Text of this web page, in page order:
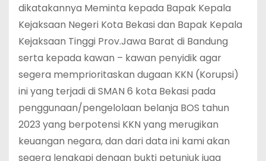
dikatakannya Meminta kepada Bapak Kepala
Kejaksaan Negeri Kota Bekasi dan Bapak Kepala
Kejaksaan Tinggi Prov.Jawa Barat di Bandung
serta kepada kawan – kawan penyidik agar
segera memprioritaskan dugaan KKN (Korupsi)
ini yang terjadi di SMAN 6 kota Bekasi pada
penggunaan/pengelolaan belanja BOS tahun
2023 yang berpotensi KKN yang merugikan
keuangan negara, dan dari data ini kami akan
segera lengkapi dengan bukti petunjuk juga